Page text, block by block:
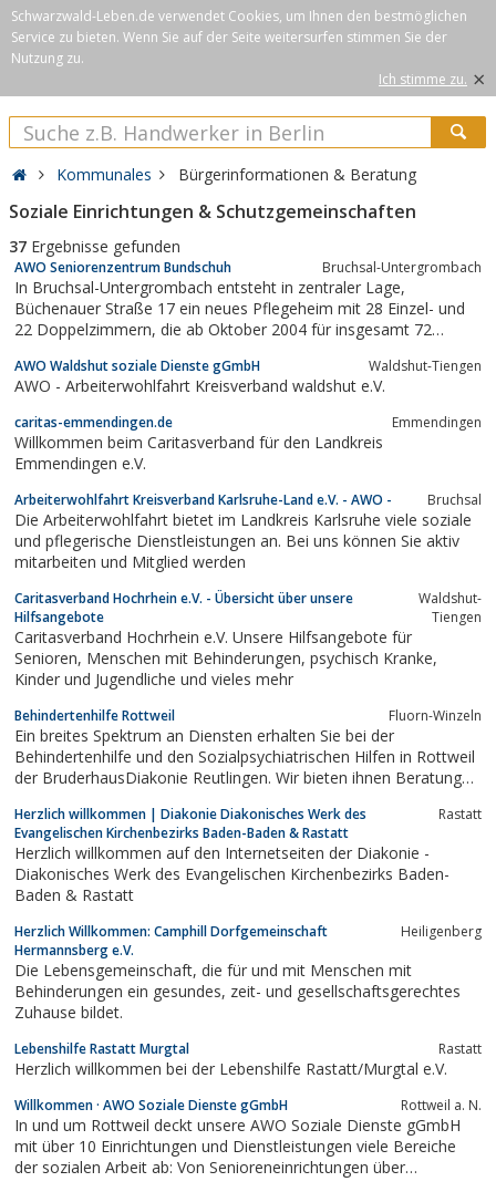
Schwarzwald-Leben.de verwendet Cookies, um Ihnen den bestmöglichen
Service zu bieten. Wenn Sie auf der Seite weitersurfen stimmen Sie der
Nutzung zu.
Ich stimme zu. ×
Kommunales Bürgerinformationen & Beratung
Soziale Einrichtungen & Schutzgemeinschaften
37 Ergebnisse gefunden
AWO Seniorenzentrum Bundschuh Bruchsal-Untergrombach
In Bruchsal-Untergrombach entsteht in zentraler Lage,
Büchenauer Straße 17 ein neues Pflegeheim mit 28 Einzel- und
22 Doppelzimmern, die ab Oktober 2004 für insgesamt 72
Kurzzeitpflegeplätze.
AWO Waldshut soziale Dienste gGmbH Waldshut-Tiengen
AWO - Arbeiterwohlfahrt Kreisverband waldshut e.V.
caritas-emmendingen.de Emmendingen
Willkommen beim Caritasverband für den Landkreis
Emmendingen e.V.
Arbeiterwohlfahrt Kreisverband Karlsruhe-Land e.V. - AWO - Bruchsal
Die Arbeiterwohlfahrt bietet im Landkreis Karlsruhe viele soziale
und pflegerische Dienstleistungen an. Bei uns können Sie aktiv
mitarbeiten und Mitglied werden
Caritasverband Hochrhein e.V. - Übersicht über unsere
Hilfsangebote
Waldshut-
Tiengen
Caritasverband Hochrhein e.V. Unsere Hilfsangebote für
Senioren, Menschen mit Behinderungen, psychisch Kranke,
Kinder und Jugendliche und vieles mehr
Behindertenhilfe Rottweil Fluorn-Winzeln
Ein breites Spektrum an Diensten erhalten Sie bei der
Behindertenhilfe und den Sozialpsychiatrischen Hilfen in Rottweil
der BruderhausDiakonie Reutlingen. Wir bieten ihnen Beratung
Therapie und Pflege.
Herzlich willkommen | Diakonie Diakonisches Werk des
Evangelischen Kirchenbezirks Baden-Baden & Rastatt
Rastatt
Herzlich willkommen auf den Internetseiten der Diakonie -
Diakonisches Werk des Evangelischen Kirchenbezirks Baden-
Baden & Rastatt
Herzlich Willkommen: Camphill Dorfgemeinschaft
Hermannsberg e.V.
Heiligenberg
Die Lebensgemeinschaft, die für und mit Menschen mit
Behinderungen ein gesundes, zeit- und gesellschaftsgerechtes
Zuhause bildet.
Lebenshilfe Rastatt Murgtal Rastatt
Herzlich willkommen bei der Lebenshilfe Rastatt/Murgtal e.V.
Willkommen · AWO Soziale Dienste gGmbH Rottweil a. N.
In und um Rottweil deckt unsere AWO Soziale Dienste gGmbH
mit über 10 Einrichtungen und Dienstleistungen viele Bereiche
der sozialen Arbeit ab: Von Senioreneinrichtungen über